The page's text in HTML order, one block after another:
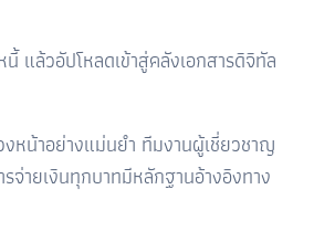
แล้วอัปโหลดเข้าสู่คลังเอกสารดิจิทัล
หน้าอย่างแม่นยำ ทีมงานผู้เชี่ยวชาญ
จ่ายเงินทุกบาทมีหลักฐานอ้างอิงทาง